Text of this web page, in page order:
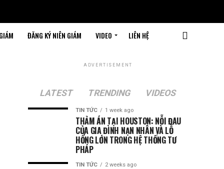
ĐĂNG KÝ NIÊN GIÁM VIDEO LIÊN HỆ
ADVERTISEMENT
LATEST TRENDING VIDEOS
TIN TỨC 1 week ago
THẢM ÁN TẠI HOUSTON: NỖI ĐAU
CỦA GIA ĐÌNH NẠN NHÂN VÀ LỖ
HỔNG LỚN TRONG HỆ THỐNG TƯ
PHÁP
TIN TỨC 2 weeks ago